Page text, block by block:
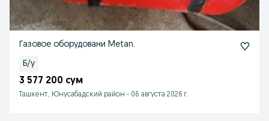
Газовое оборудовани Metan.
Б/у
3 577 200 сум
Ташкент, Юнусабадский район - 06 августа 2026 г.